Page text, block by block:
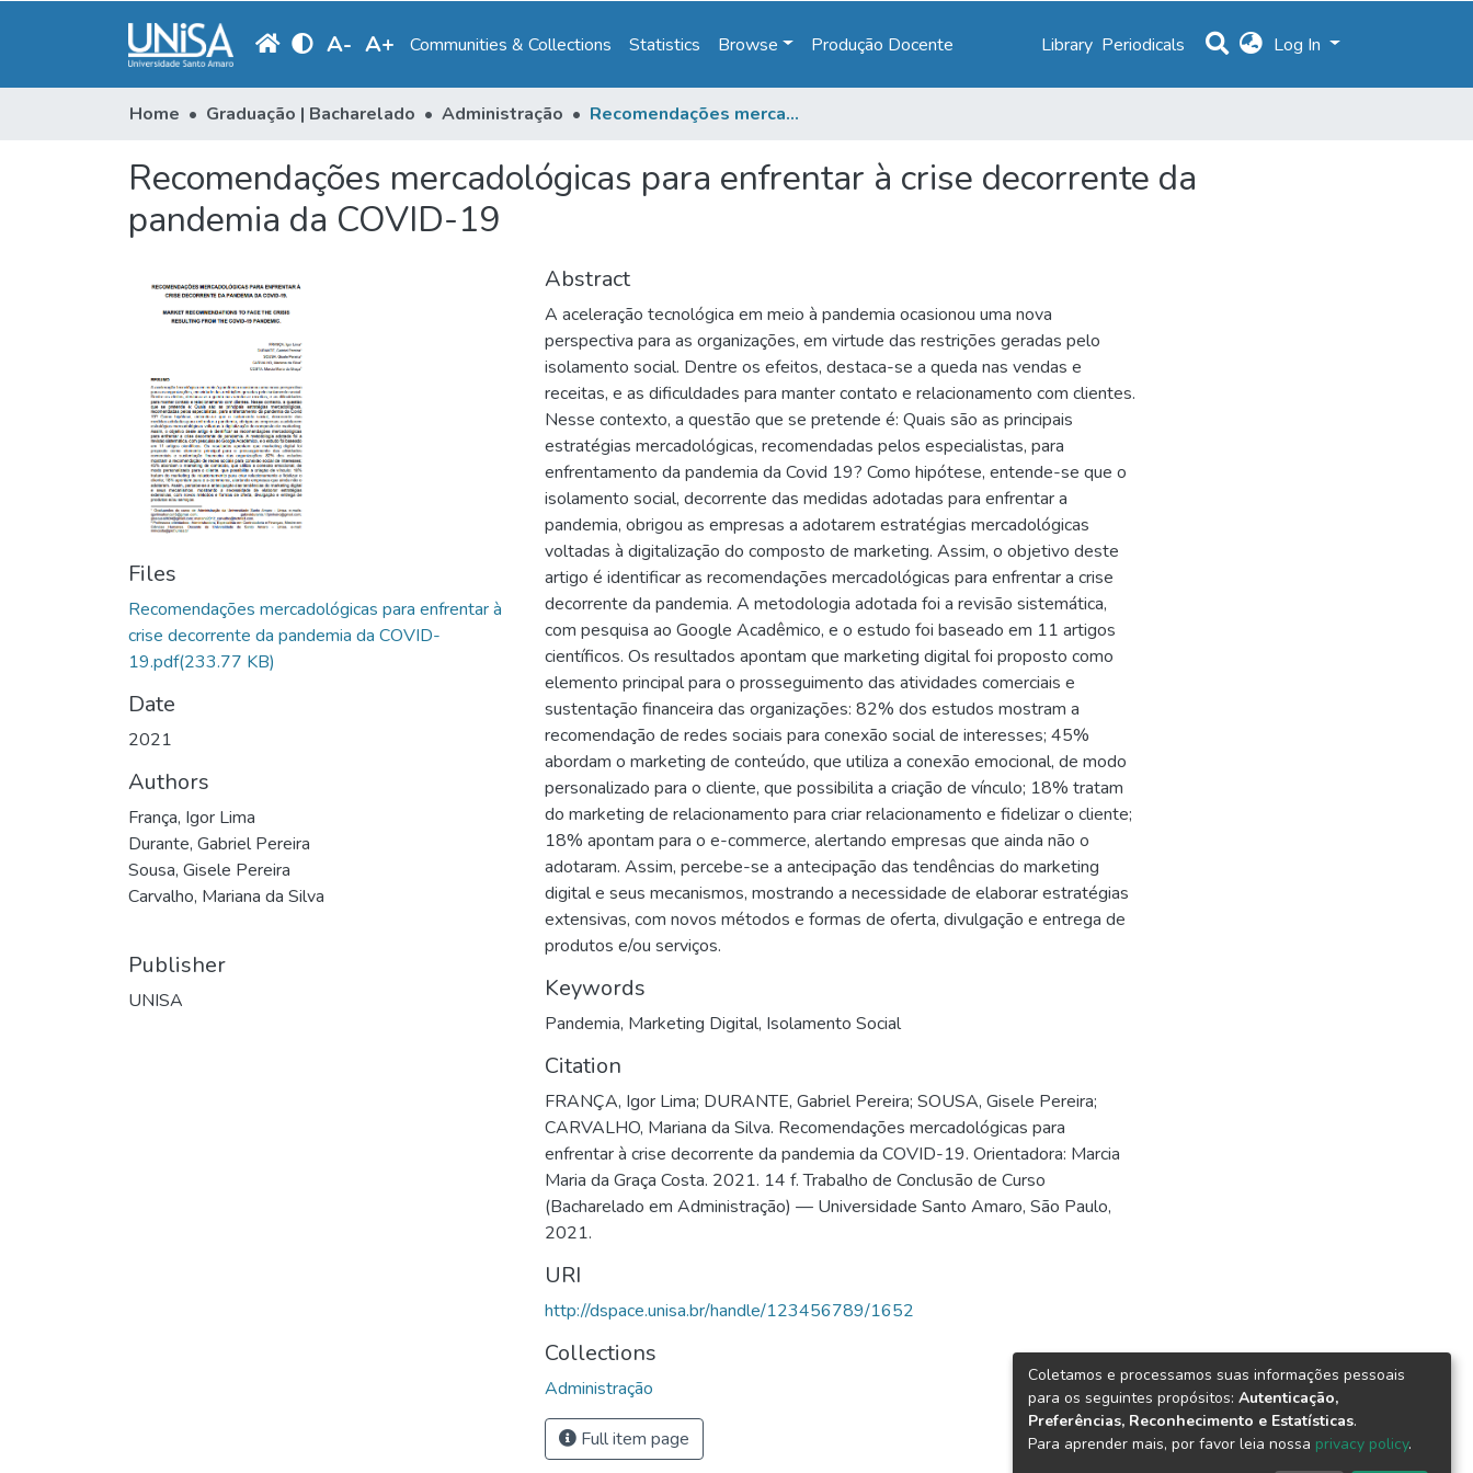
A- A+ Communities & Collections Statistics Browse Produção Docente Library Periodicals Log In
Home Graduação | Bacharelado Administração Recomendações mercadológicas para enfrentar à crise decorrente da pandemia da COVID-19
Recomendações mercadológicas para enfrentar à crise decorrente da
pandemia da COVID-19
Files
Recomendações mercadológicas para enfrentar à
crise decorrente da pandemia da COVID-
19.pdf(233.77 KB)
Date
2021
Authors
França, Igor Lima
Durante, Gabriel Pereira
Sousa, Gisele Pereira
Carvalho, Mariana da Silva
Publisher
UNISA
Abstract
A aceleração tecnológica em meio à pandemia ocasionou uma nova
perspectiva para as organizações, em virtude das restrições geradas pelo
isolamento social. Dentre os efeitos, destaca-se a queda nas vendas e
receitas, e as dificuldades para manter contato e relacionamento com clientes.
Nesse contexto, a questão que se pretende é: Quais são as principais
estratégias mercadológicas, recomendadas pelos especialistas, para
enfrentamento da pandemia da Covid 19? Como hipótese, entende-se que o
isolamento social, decorrente das medidas adotadas para enfrentar a
pandemia, obrigou as empresas a adotarem estratégias mercadológicas
voltadas à digitalização do composto de marketing. Assim, o objetivo deste
artigo é identificar as recomendações mercadológicas para enfrentar a crise
decorrente da pandemia. A metodologia adotada foi a revisão sistemática,
com pesquisa ao Google Acadêmico, e o estudo foi baseado em 11 artigos
científicos. Os resultados apontam que marketing digital foi proposto como
elemento principal para o prosseguimento das atividades comerciais e
sustentação financeira das organizações: 82% dos estudos mostram a
recomendação de redes sociais para conexão social de interesses; 45%
abordam o marketing de conteúdo, que utiliza a conexão emocional, de modo
personalizado para o cliente, que possibilita a criação de vínculo; 18% tratam
do marketing de relacionamento para criar relacionamento e fidelizar o cliente;
18% apontam para o e-commerce, alertando empresas que ainda não o
adotaram. Assim, percebe-se a antecipação das tendências do marketing
digital e seus mecanismos, mostrando a necessidade de elaborar estratégias
extensivas, com novos métodos e formas de oferta, divulgação e entrega de
produtos e/ou serviços.
Keywords
Pandemia, Marketing Digital, Isolamento Social
Citation
FRANÇA, Igor Lima; DURANTE, Gabriel Pereira; SOUSA, Gisele Pereira;
CARVALHO, Mariana da Silva. Recomendações mercadológicas para
enfrentar à crise decorrente da pandemia da COVID-19. Orientadora: Marcia
Maria da Graça Costa. 2021. 14 f. Trabalho de Conclusão de Curso
(Bacharelado em Administração) — Universidade Santo Amaro, São Paulo,
2021.
URI
http://dspace.unisa.br/handle/123456789/1652
Collections
Administração
Full item page
Coletamos e processamos suas informações pessoais
para os seguintes propósitos: Autenticação,
Preferências, Reconhecimento e Estatísticas.
Para aprender mais, por favor leia nossa privacy policy.